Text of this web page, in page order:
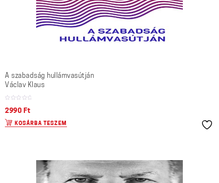
A szabadság hullámvasútján
Václav Klaus
2990 Ft
KOSÁRBA TESZEM